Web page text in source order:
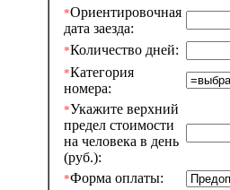
*Ориентировочная
дата заезда:
*Количество дней:
*Категория
номера:
*Укажите верхний
предел стоимости
на человека в день
(руб.):
*Форма оплаты: